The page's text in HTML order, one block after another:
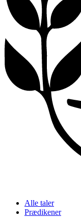
Alle taler
Prædikener